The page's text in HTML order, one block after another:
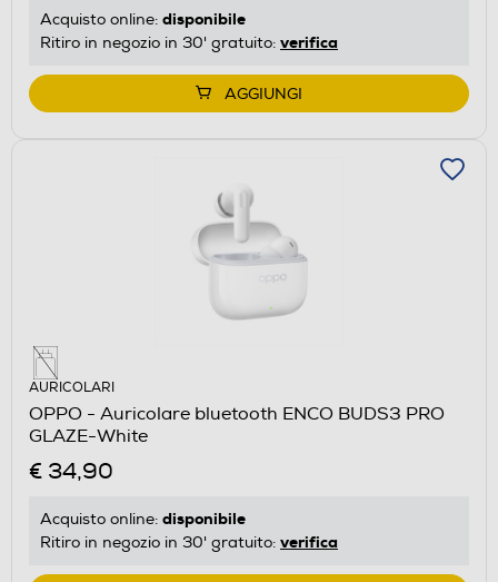
Acquisto online: disponibile
Ritiro in negozio in 30' gratuito: verifica
AGGIUNGI
AURICOLARI
OPPO - Auricolare bluetooth ENCO BUDS3 PRO
GLAZE-White
€ 34,90
Acquisto online: disponibile
Ritiro in negozio in 30' gratuito: verifica